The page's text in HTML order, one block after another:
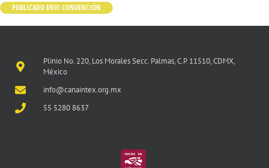
PUBLICADO ENVI CONVENCIÓN
Plinio No. 220, Los Morales Secc. Palmas, C.P. 11510, CDMX,
México
info@canaintex.org.mx
55 5280 8637